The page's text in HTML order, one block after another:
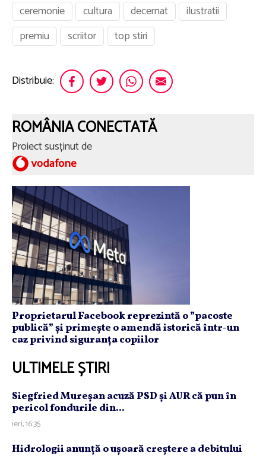
ceremonie
cultura decernat
ilustratii
premiu
scriitor top stiri
Distribuie:
ROMÂNIA CONECTATĂ
Proiect susținut de
Proprietarul Facebook reprezintă o ”pacoste
publică” și primește o amendă istorică într-un
caz privind siguranța copiilor
ULTIMELE ȘTIRI
Siegfried Mureşan acuză PSD şi AUR că pun în
pericol fondurile din...
ieri, 16:35
Hidrologii anunţă o uşoară creştere a debitului